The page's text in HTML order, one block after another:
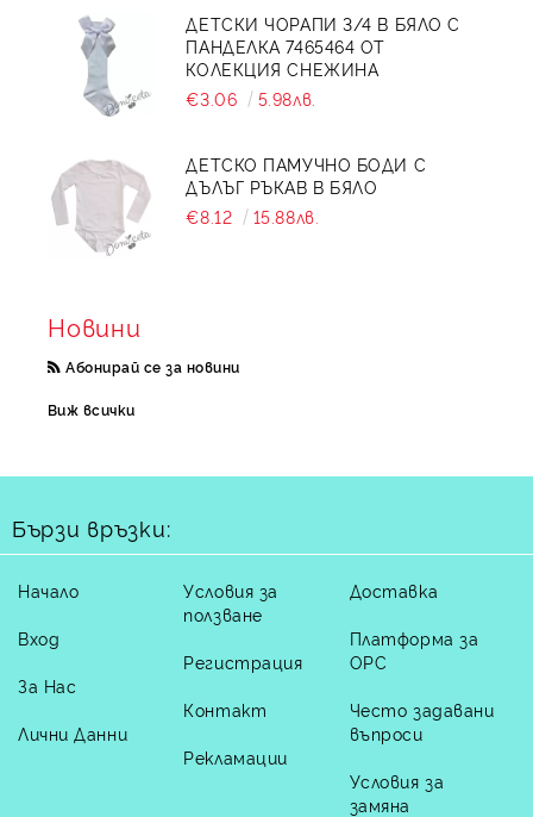
ДЕТСКИ ЧОРАПИ 3/4 В БЯЛО С
ПАНДЕЛКА 7465464 ОТ
КОЛЕКЦИЯ СНЕЖИНА
€3.06
5.98лв.
ДЕТСКО ПАМУЧНО БОДИ С
ДЪЛЪГ РЪКАВ В БЯЛО
€8.12
15.88лв.
Новини
Абонирай се за новини
Виж всички
Бързи връзки:
Начало
Вход
За Нас
Лични Данни
Условия за
ползване
Регистрация
Контакт
Рекламации
Доставка
Платформа за
ОРС
Често задавани
въпроси
Условия за
замяна